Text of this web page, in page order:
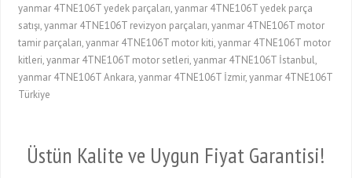
yanmar 4TNE106T yedek parçaları, yanmar 4TNE106T yedek parça
satışı, yanmar 4TNE106T revizyon parçaları, yanmar 4TNE106T motor
tamir parçaları, yanmar 4TNE106T motor kiti, yanmar 4TNE106T motor
kitleri, yanmar 4TNE106T motor setleri, yanmar 4TNE106T İstanbul,
yanmar 4TNE106T Ankara, yanmar 4TNE106T İzmir, yanmar 4TNE106T
Türkiye
Üstün Kalite ve Uygun Fiyat Garantisi!